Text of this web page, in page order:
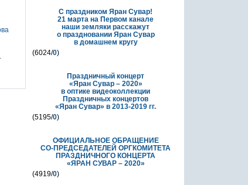
С праздником Яран Сувар!
21 марта на Первом канале
наши земляки расскажут
о праздновании Яран Сувар
в домашнем кругу
(6024/0)
Праздничный концерт
«Яран Сувар – 2020»
в оптике видеоколлекции
Праздничных концертов
«Яран Сувар» в 2013-2019 гг.
(5195/0)
ОФИЦИАЛЬНОЕ ОБРАЩЕНИЕ
СО-ПРЕДСЕДАТЕЛЕЙ ОРГКОМИТЕТА
ПРАЗДНИЧНОГО КОНЦЕРТА
«ЯРАН СУВАР – 2020»
(4919/0)